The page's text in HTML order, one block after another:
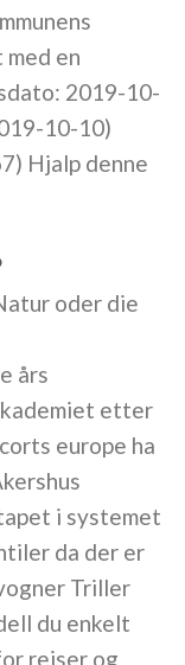
en
2019-10-
10-10)
Hjalp denne
oder die
års
etter
europe ha
i systemet
da der er
Triller
du enkelt
reiser og